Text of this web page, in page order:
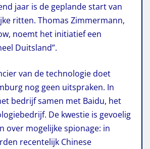
jaar is de geplande start van
ritten. Thomas Zimmermann,
noemt het initiatief een
Duitsland”.
van de technologie doet
nog geen uitspraken. In
bedrijf samen met Baidu, het
De kwestie is gevoelig
over mogelijke spionage: in
recentelijk Chinese